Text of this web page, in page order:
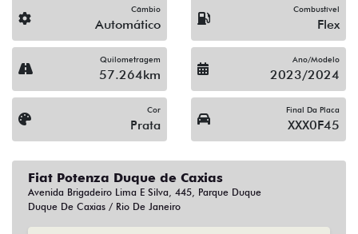
Câmbio
Automático
Combustível
Flex
Quilometragem
57.264km
Ano/Modelo
2023/2024
Cor
Prata
Final Da Placa
XXX0F45
Fiat Potenza Duque de Caxias
Avenida Brigadeiro Lima E Silva, 445, Parque Duque
Duque De Caxias / Rio De Janeiro